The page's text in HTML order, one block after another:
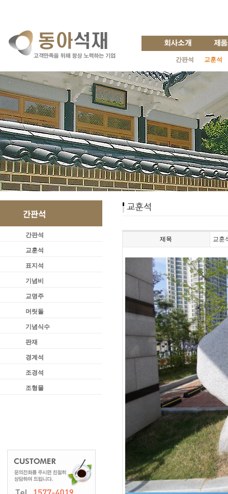
간판석 교훈석
간판석
교훈석
표지석
기념비
교명주
머릿돌
기념식수
판재
경계석
조경석
조형물
제목 교훈